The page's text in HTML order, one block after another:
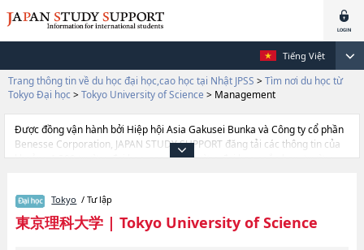
Tiếng Việt
Trang thông tin về du học đại học,cao học tại Nhật JPSS > Tìm nơi du học từ
Tokyo Đại học > Tokyo University of Science > Management
Được đồng vận hành bởi Hiệp hội Asia Gakusei Bunka và Công ty cổ phần
Benesse Corporation, JAPAN STUDY SUPPORT đăng tải các thông tin của
khoảng 1.300 trường đại học, cao học, trường đại học ngắn hạn, trường
thông tin cần thiết dành cho du học sinh, như là về các Ngành Science
Division 1hoặcNgành Pharmaceutical ScienceshoặcNgành
EngineeringhoặcNgành Science and TechnologyhoặcNgành Faculty of
Tokyo / Tư lập
東京理科大学| Tokyo University of Science